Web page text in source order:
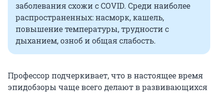
заболевания схожи с COVID. Среди наиболее
распространенных: насморк, кашель,
повышение температуры, трудности с
дыханием, озноб и общая слабость.
Профессор подчеркивает, что в настоящее время
эпидобзоры чаще всего делают в развивающихся